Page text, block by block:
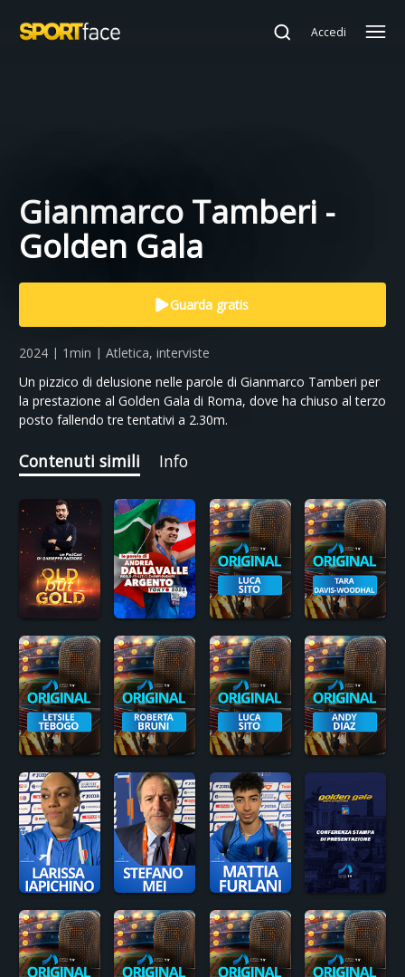
Accedi
Gianmarco Tamberi -
Golden Gala
Guarda gratis
2024 | 1min | Atletica, interviste
Un pizzico di delusione nelle parole di Gianmarco Tamberi per
la prestazione al Golden Gala di Roma, dove ha chiuso al terzo
posto fallendo tre tentativi a 2.30m.
Contenuti simili Info